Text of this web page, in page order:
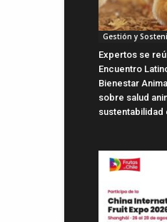
Gestión y
Expertos se
Encuentro
Bienestar
sobre salud
sustentabilidad